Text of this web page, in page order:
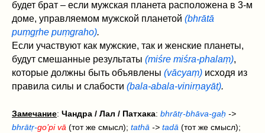
будет брат – если мужская планета расположена в 3-м
доме, управляемом мужской планетой (bhrātā
puṃgṛhe puṃgraho).
Если участвуют как мужские, так и женские планеты,
будут смешанные результаты (miśre miśra-phalaṃ),
которые должны быть объявлены (vācyaṃ) исходя из
правила силы и слабости (bala-abala-vinirṇayāt).
Замечание: Чандра / Лал / Патхака: bhrātṛ-bhāva-gaḥ ->
bhrātṛ-go’pi vā (тот же смысл); tathā -> tadā (тот же смысл);